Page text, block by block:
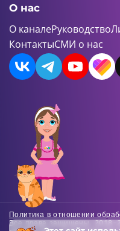
О нас
О каналеРуководство
КонтактыСМИ о нас
Политика в отношении
Все права защищены. 2018-